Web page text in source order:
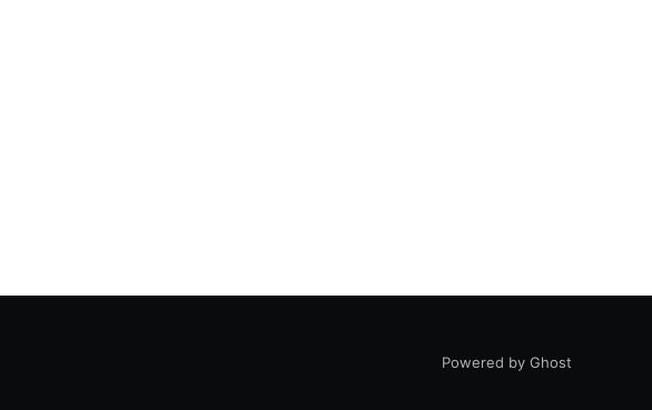
Powered by Ghost